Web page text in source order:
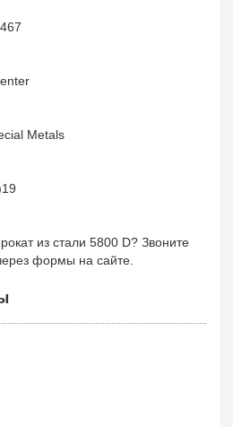
Metals
из стали 5800 D? Звоните
формы на сайте.